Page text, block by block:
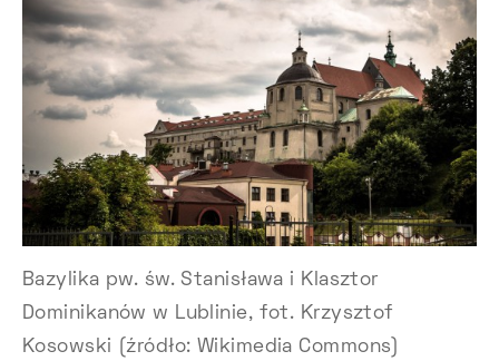
Bazylika pw. św. Stanisława i Klasztor
Dominikanów w Lublinie, fot. Krzysztof
Kosowski (źródło: Wikimedia Commons)